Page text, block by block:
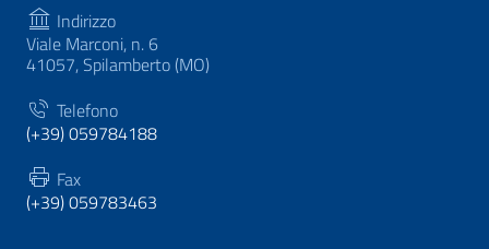
Indirizzo
Viale Marconi, n. 6
41057, Spilamberto (MO)
Telefono
(+39) 059784188
Fax
(+39) 059783463